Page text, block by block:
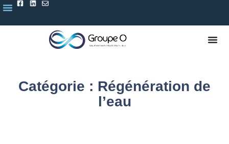
Catégorie : Régénération de
l’eau